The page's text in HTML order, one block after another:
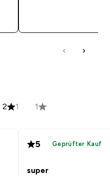
2 1 1
5 Geprüfter Kauf
super